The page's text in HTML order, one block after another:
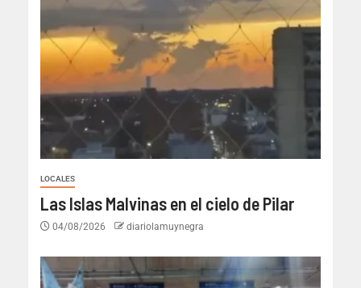
LOCALES
Las Islas Malvinas en el cielo de Pilar
04/08/2026 diariolamuynegra